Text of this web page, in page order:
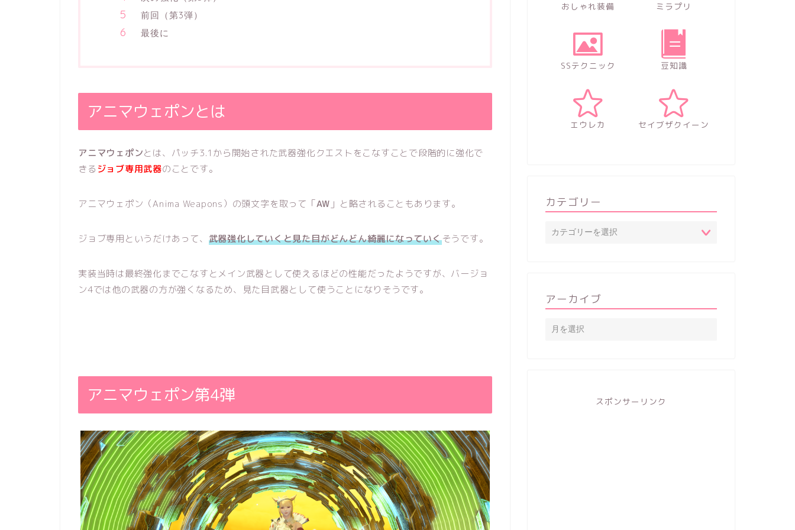
前回（第3弾）
最後に
アニマウェポンとは
アニマウェポンとは、パッチ3.1から開始された武器強化クエストをこなすことで段階的に強化で
きる ジョブ専用武器のことです。
アニマウェポン（Anima Weapons）の頭文字を取って「AW 」と略されることもあります。
ジョブ専用というだけあって、 武器強化していくと見た目がどんどん綺麗になっていくそうです。
実装当時は最終強化までこなすとメイン武器として使えるほどの性能だったようですが、バージョ
ン4では他の武器の方が強くなるため、見た目武器として使うことになりそうです。
アニマウェポン第4弾
おしゃれ装備 ミラプリ
SSテクニック 豆知識
エウレカ セイブザクイーン
カテゴリー
アーカイブ
スポンサーリンク